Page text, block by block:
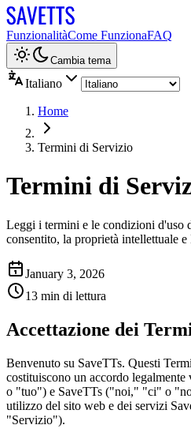
FunzionalitàCome FunzionaFAQ
Cambia tema
Italiano
Home
Termini di Servizio
Termini di
Leggi i termini e le condizioni d'uso
consentito, la proprietà intellettuale e
January 3, 2026
13 min di lettura
Accettazione dei
Benvenuto su SaveTTs. Questi
costituiscono un accordo
o "tuo") e SaveTTs ("noi," "ci" o
utilizzo del sito web e dei servizi
"Servizio").